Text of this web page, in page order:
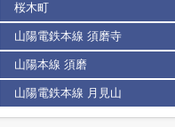
桜木町
山陽電鉄本線 須磨寺
山陽本線 須磨
山陽電鉄本線 月見山